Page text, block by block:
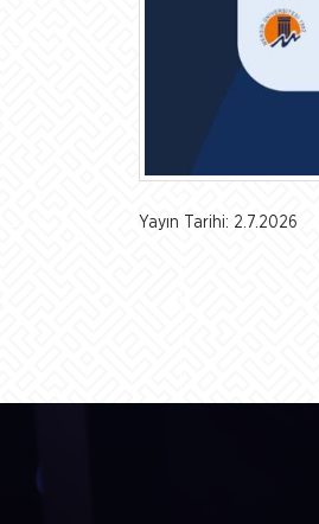
Yayın Tarihi: 2.7.2026